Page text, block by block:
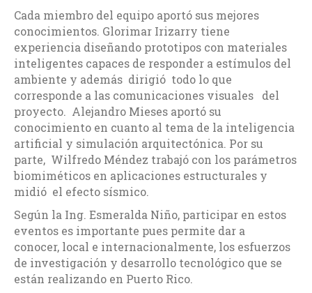
Cada miembro del equipo aportó sus mejores
conocimientos. Glorimar Irizarry tiene
experiencia diseñando prototipos con materiales
inteligentes capaces de responder a estímulos del
ambiente y además dirigió todo lo que
corresponde a las comunicaciones visuales del
proyecto. Alejandro Mieses aportó su
conocimiento en cuanto al tema de la inteligencia
artificial y simulación arquitectónica. Por su
parte, Wilfredo Méndez trabajó con los parámetros
biomiméticos en aplicaciones estructurales y
midió el efecto sísmico.
Según la Ing. Esmeralda Niño, participar en estos
eventos es importante pues permite dar a
conocer, local e internacionalmente, los esfuerzos
de investigación y desarrollo tecnológico que se
están realizando en Puerto Rico.